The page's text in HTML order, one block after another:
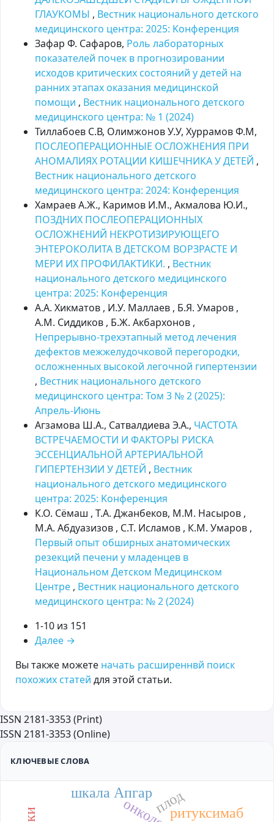
ГЛАУКОМЫ , Вестник национального детского
медицинского центра: 2025: Kонференция
Зафар Ф. Сафаров, Роль лабораторных
показателей почек в прогнозировании
исходов критических состояний у детей на
ранних этапах оказания медицинской
помощи , Вестник национального детского
медицинского центра: № 1 (2024)
Тиллабоев С.В, Олимжонов У.У, Хуррамов Ф.М,
ПОСЛЕОПЕРАЦИОННЫЕ ОСЛОЖНЕНИЯ ПРИ
АНОМАЛИЯХ РОТАЦИИ КИШЕЧНИКА У ДЕТЕЙ ,
Вестник национального детского
медицинского центра: 2024: Kонференция
Хамраев А.Ж., Каримов И.М., Акмалова Ю.И.,
ПОЗДНИХ ПОСЛЕОПЕРАЦИОННЫХ
ОСЛОЖНЕНИЙ НЕКРОТИЗИРУЮЩЕГО
ЭНТЕРОКОЛИТА В ДЕТСКОМ ВОРЗРАСТЕ И
МЕРИ ИХ ПРОФИЛАКТИКИ. , Вестник
национального детского медицинского
центра: 2025: Kонференция
А.А. Хикматов , И.У. Маллаев , Б.Я. Умаров ,
А.М. Сиддиков , Б.Ж. Акбархонов ,
Непрерывно-трехэтапный метод лечения
дефектов межжелудочковой перегородки,
осложненных высокой легочной гипертензии
, Вестник национального детского
медицинского центра: Том 3 № 2 (2025):
Апрель-Июнь
Агзамова Ш.А., Сатвалдиева Э.А., ЧАСТОТА
ВСТРЕЧАЕМОСТИ И ФАКТОРЫ РИСКА
ЭССЕНЦИАЛЬНОЙ АРТЕРИАЛЬНОЙ
ГИПЕРТЕНЗИИ У ДЕТЕЙ , Вестник
национального детского медицинского
центра: 2025: Kонференция
К.О. Сёмаш , Т.А. Джанбеков, М.М. Насыров ,
М.А. Абдуазизов , С.Т. Исламов , К.М. Умаров ,
Первый опыт обширных анатомических
резекций печени у младенцев в
Национальном Детском Медицинском
Центре , Вестник национального детского
медицинского центра: № 2 (2024)
1-10 из 151
Далее →
Вы также можете начать расширеннвй поиск
похожих статей для этой статьи.
ISSN 2181-3353 (Print)
ISSN 2181-3353 (Online)
КЛЮЧЕВЫЕ СЛОВА
ритуксимаб
плод
шкала Апгар